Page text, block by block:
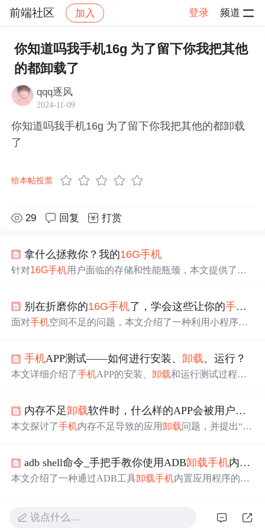
前端社区 加入 登录 频道
社区 前端社区 感慨 帖子详情
你知道吗我手机16g 为了留下你我把其他
的都卸载了
qqq逐风
2024-11-09
你知道吗我手机16g 为了留下你我把其他的都卸载
了
给本帖投票
29 回复 打赏
拿什么拯救你？我的16G手机
针对16G手机用户面临的存储和性能瓶颈，本文提供了一
等，帮助用户优化手机性能。
别在折磨你的16G手机了，学会这些让你的手机
面对手机空间不足的问题，本文介绍了一种利用小程序替
务。通过使用小程序，不仅能够解决手机 存储空间紧张的
问题，还能享受便捷的服务。
手机APP测试——如何进行安装、卸载、运行？
本文详细介绍了手机APP的安装、卸载和运行测试过程，
内存不足卸载软件时，什么样的APP会被用户留下
本文探讨了手机内存不足导致的应用卸载问题，并提出“连
adb shell命令_手把手教你使用ADB卸载手机内置App软件 ！！！
本文介绍了一种通过ADB工具卸载手机内置应用程序的方
说点什么…